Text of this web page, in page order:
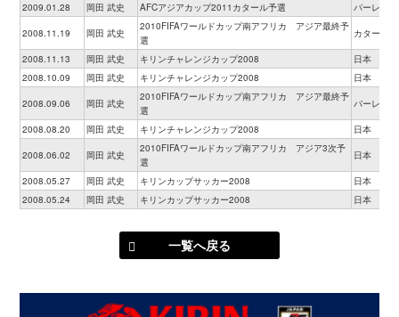
2009.01.28
岡田 武史 AFCアジアカップ2011カタール予選 バーレーン
2008.11.19 岡田 武史
2010FIFAワールドカップ南アフリカ アジア最終予
選
カタール
2008.11.13 岡田 武史 キリンチャレンジカップ2008
日本
2008.10.09
岡田 武史 キリンチャレンジカップ2008 日本
2008.09.06 岡田 武史
2010FIFAワールドカップ南アフリカ アジア最終予
選
バーレーン
2008.08.20 岡田 武史 キリンチャレンジカップ2008 日本
2008.06.02 岡田 武史
2010FIFAワールドカップ南アフリカ アジア3次予
選
日本
2008.05.27 岡田 武史 キリンカップサッカー2008
日本
2008.05.24
岡田 武史 キリンカップサッカー2008 日本
一覧へ戻る